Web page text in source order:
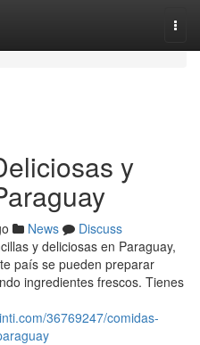
y
News
Discuss
y deliciosas en Paraguay,
país se pueden preparar
ingredientes frescos. Tienes
36769247/comidas-